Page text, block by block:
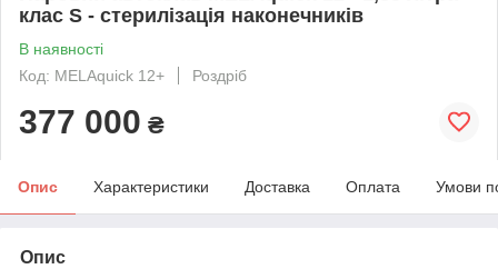
клас S - стерилізація наконечників
В наявності
Код: MELAquick 12+
Роздріб
377 000 ₴
Опис Характеристики Доставка Оплата Умови
Опис